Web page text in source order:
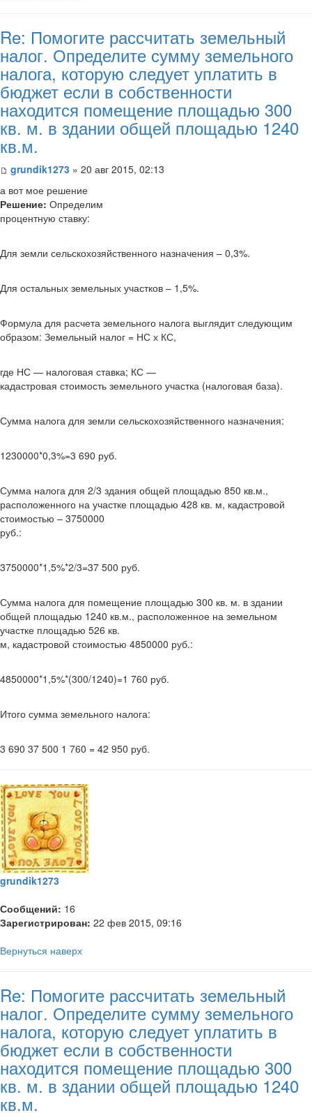
Re: Помогите рассчитать земельный
налог. Определите сумму земельного
налога, которую следует уплатить в
бюджет если в собственности
находится помещение площадью 300
кв. м. в здании общей площадью 1240
кв.м.
grundik1273 » 20 авг 2015, 02:13
а вот мое решение
Решение: Определим
процентную ставку:
Для земли сельскохозяйственного назначения – 0,3%.
Для остальных земельных участков – 1,5%.
Формула для расчета земельного налога выглядит следующим
образом: Земельный налог = НС х КС,
где НС — налоговая ставка; КС —
кадастровая стоимость земельного участка (налоговая база).
Сумма налога для земли сельскохозяйственного назначения:
1230000*0,3%=3 690 руб.
Сумма налога для 2/3 здания общей площадью 850 кв.м.,
расположенного на участке площадью 428 кв. м, кадастровой
стоимостью – 3750000
руб.:
3750000*1,5%*2/3=37 500 руб.
Сумма налога для помещение площадью 300 кв. м. в здании
общей площадью 1240 кв.м., расположенное на земельном
участке площадью 526 кв.
м, кадастровой стоимостью 4850000 руб.:
4850000*1,5%*(300/1240)=1 760 руб.
Итого сумма земельного налога:
3 690 37 500 1 760 = 42 950 руб.
grundik1273
Сообщений: 16
Зарегистрирован: 22 фев 2015, 09:16
Вернуться наверх
Re: Помогите рассчитать земельный
налог. Определите сумму земельного
налога, которую следует уплатить в
бюджет если в собственности
находится помещение площадью 300
кв. м. в здании общей площадью 1240
кв.м.